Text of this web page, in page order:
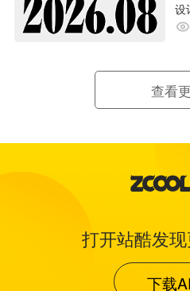
设
查看
打开站酷发
下载